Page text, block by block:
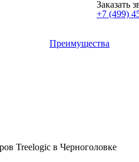
Заказать
+7 (499)
Преимущества
Treelogic в Черноголовке